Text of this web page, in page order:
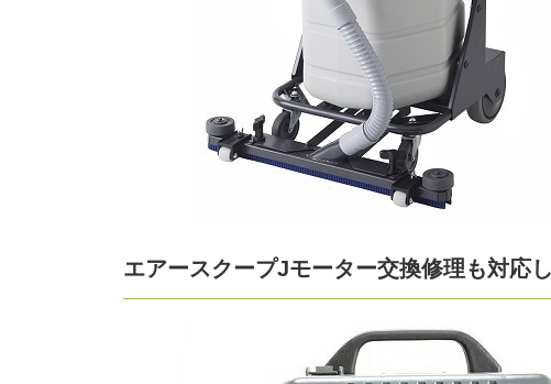
エアースクープJモーター交換修理も対応